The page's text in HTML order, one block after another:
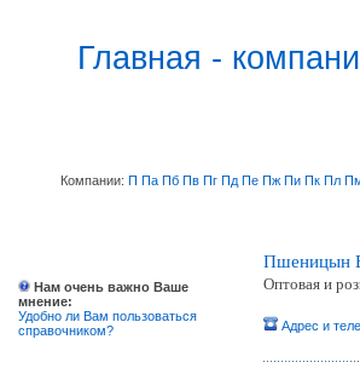
Главная -
Компании: П Па Пб Пв Пг Пд Пе Пж Пи Пк Пл
Нам очень важно Ваше
мнение:
Удобно ли Вам пользоваться
справочником?
Пшеницын
Оптовая и
Адрес и